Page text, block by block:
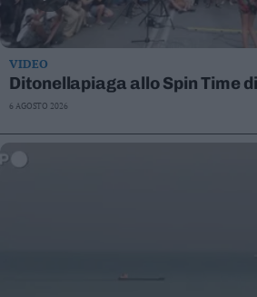
VIDEO
Ditonellapiaga allo Spin Time
6 AGOSTO 2026